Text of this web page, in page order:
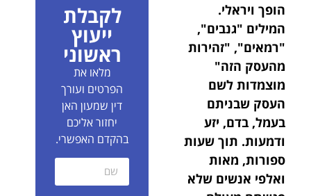
הופך ויראלי.
המילים "גנבים",
"רמאים", "זהירות
מהעסק הזה"
מוצמדות לשם
העסק שבניתם
בעמל, בדם, יזע
ודמעות. תוך שעות
ספורות, מאות
ואלפי אנשים שלא
לקבלת
ייעוץ
ראשוני
מלאו את
הפרטים ועורך
דין שמעון האן
יחזור אליכם
בהקדם האפשרי.